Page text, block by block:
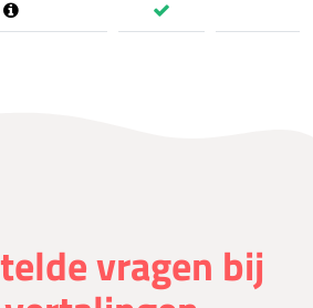
vragen bij